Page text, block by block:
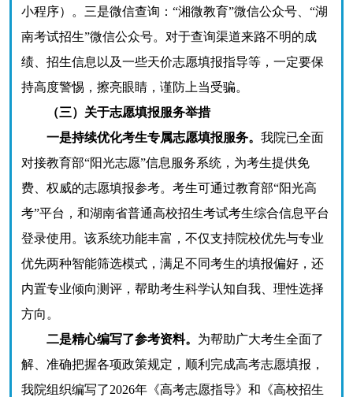
小程序）。三是微信查询：“湘微教育”微信公众号、“湖
南考试招生”微信公众号。对于查询渠道来路不明的成
绩、招生信息以及一些天价志愿填报指导等，一定要保
持高度警惕，擦亮眼睛，谨防上当受骗。
（三）关于志愿填报服务举措
一是持续优化考生专属志愿填报服务。 我院已全面
对接教育部“阳光志愿”信息服务系统，为考生提供免
费、权威的志愿填报参考。考生可通过教育部“阳光高
考”平台，和湖南省普通高校招生考试考生综合信息平台
登录使用。该系统功能丰富，不仅支持院校优先与专业
优先两种智能筛选模式，满足不同考生的填报偏好，还
内置专业倾向测评，帮助考生科学认知自我、理性选择
方向。
二是精心编写了参考资料。 为帮助广大考生全面了
解、准确把握各项政策规定，顺利完成高考志愿填报，
我院组织编写了2026年《高考志愿指导》和《高校招生